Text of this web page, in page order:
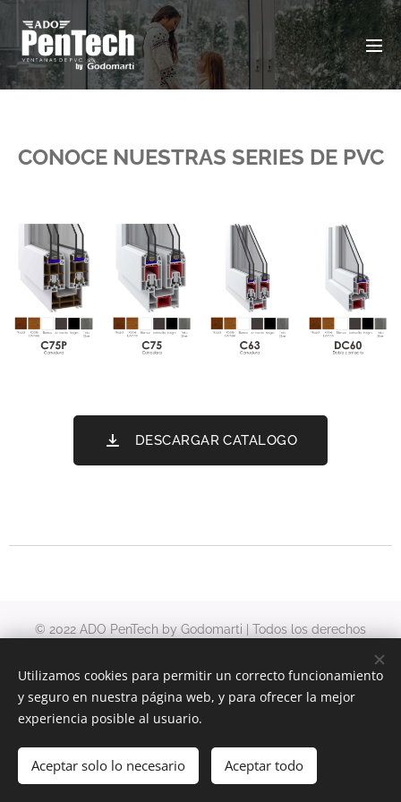
CONOCE NUESTRAS SERIES DE PVC
DESCARGAR CATALOGO
© 2022 ADO PenTech by Godomarti | Todos los derechos
www. pentech.cl | www.godomarti.cl
contacto@pentech.cl | contacto@godomarti.cl
+56 2 29069649 | +56 2 32633940
Cookies
Utilizamos cookies para permitir un correcto funcionamiento
y seguro en nuestra página web, y para ofrecer la mejor
experiencia posible al usuario.
Aceptar solo lo necesario Aceptar todo